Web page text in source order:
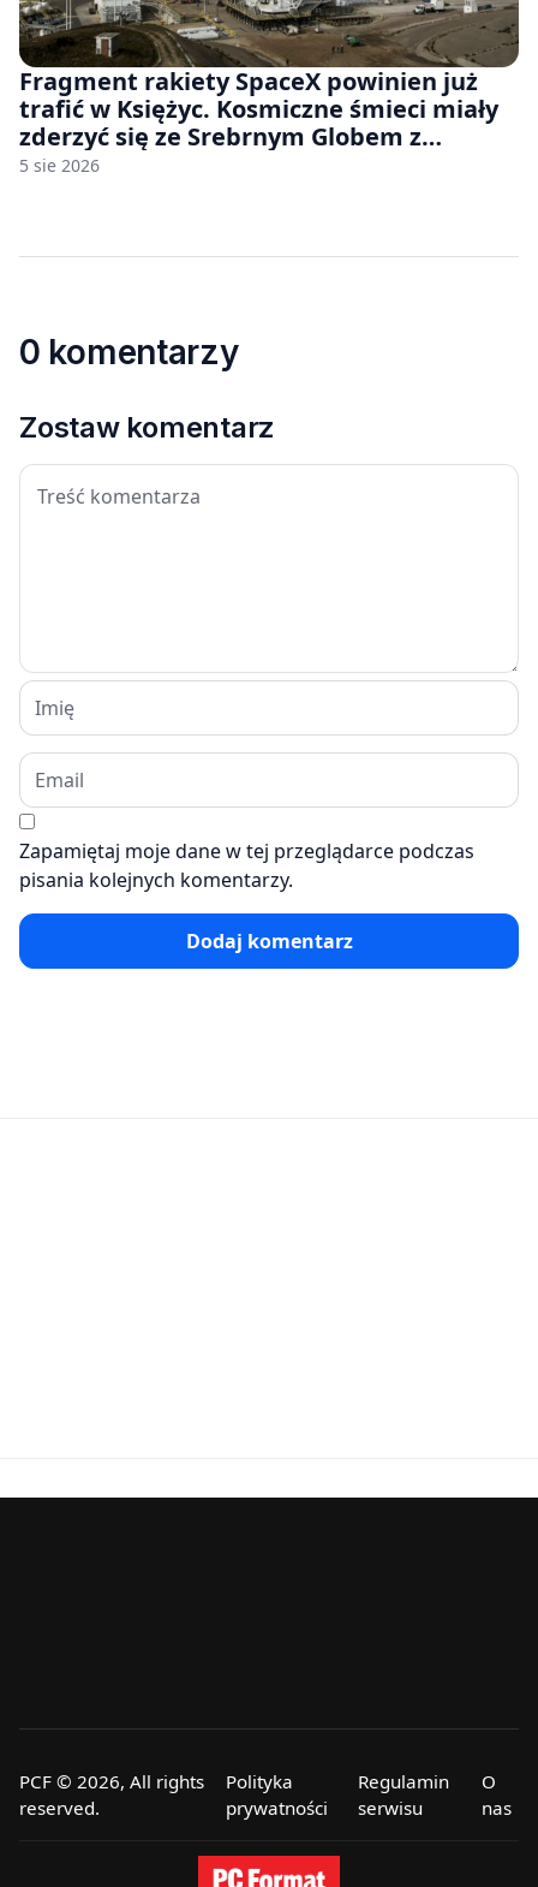
Fragment rakiety SpaceX powinien już
trafić w Księżyc. Kosmiczne śmieci miały
zderzyć się ze Srebrnym Globem z
prędkością 8690 km/h
5 sie 2026
0 komentarzy
Zostaw komentarz
Zapamiętaj moje dane w tej przeglądarce podczas
pisania kolejnych komentarzy.
Dodaj komentarz
PCF © 2026, All rights
reserved.
Polityka
prywatności
Regulamin
serwisu
O
nas